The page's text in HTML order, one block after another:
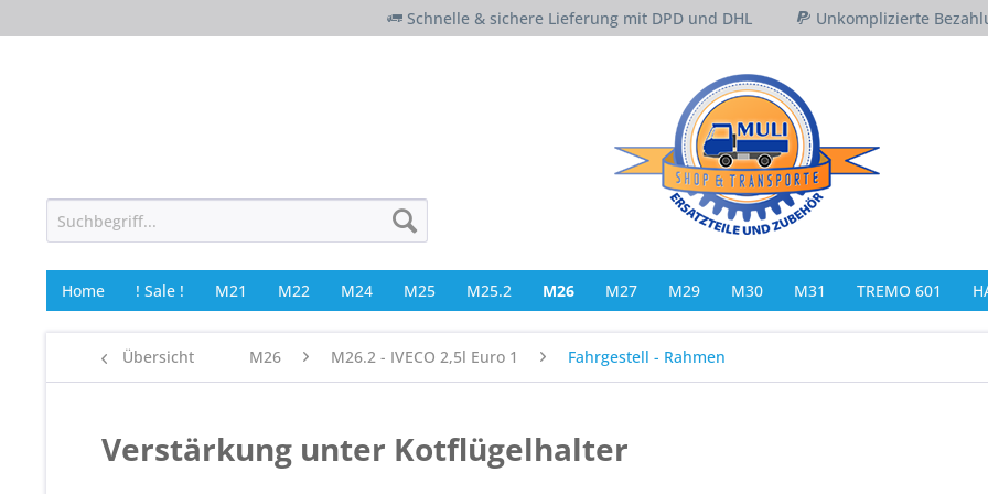
Schnelle & sichere Lieferung mit DPD und DHL Unkomplizierte
Home ! Sale ! M21 M22 M24 M25 M25.2 M26 M27 M29 M30 M31 TREMO 601
Übersicht M26 M26.2 - IVECO 2,5l Euro 1 Fahrgestell - Rahmen
Verstärkung unter Kotflügelhalter